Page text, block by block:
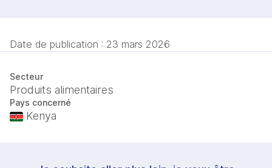
Date de publication : 23 mars 2026
Secteur
Produits alimentaires
Pays concerné
Kenya